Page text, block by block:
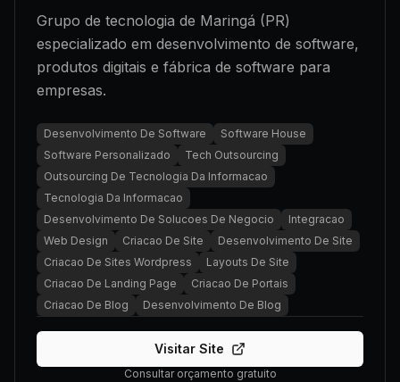
Grupo de tecnologia de Maringá (PR)
especializado em desenvolvimento de software,
produtos digitais e fábrica de software para
empresas.
Desenvolvimento De Software
Software House
Software Personalizado
Tech Outsourcing
Outsourcing De Tecnologia Da Informacao
Tecnologia Da Informacao
Desenvolvimento De Solucoes De Negocio
Integracao
Web Design
Criacao De Site
Desenvolvimento De Site
Criacao De Sites Wordpress
Layouts De Site
Criacao De Landing Page
Criacao De Portais
Criacao De Blog
Desenvolvimento De Blog
Visitar Site
Consultar orçamento gratuito